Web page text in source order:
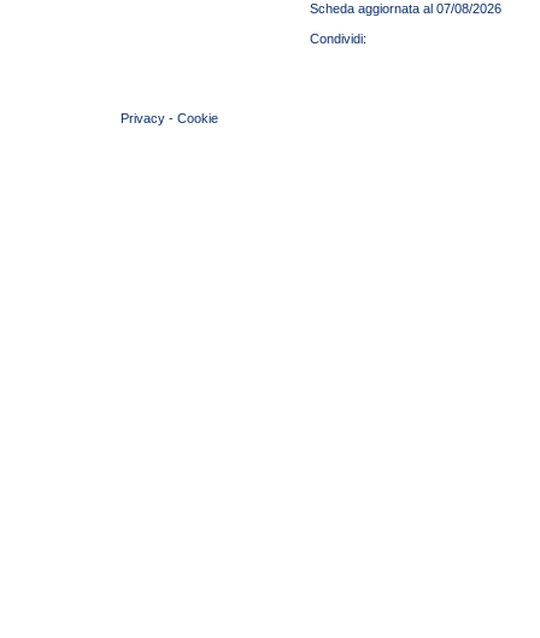
Scheda aggiornata al 07/08/2026
Privacy - Cookie